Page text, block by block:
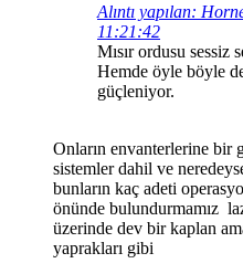
Alıntı yapılan:
11:21:42
Mısır ordusu sessiz
Hemde öyle böyle
güçleniyor.
Onların envanterlerine bir
sistemler dahil ve
bunların kaç adeti
önünde bulundurmamız
üzerinde dev bir kaplan
yaprakları gibi